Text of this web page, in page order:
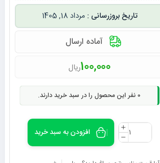
مرداد 18, 1405
آماده ارسال
100,000ریال
0 نفر این محصول را در سبد خرید دارند.
افزودن به سبد خرید